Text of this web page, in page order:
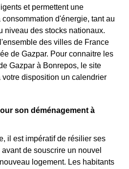
et permettent une
d'énergie, tant au
niveau des stocks nationaux.
des villes de France
de Gazpar. Pour connaitre les
Gazpar à Bonrepos, le site
votre disposition un calendrier
son déménagement à
il est impératif de résilier ses
de souscrire un nouvel
logement. Les habitants